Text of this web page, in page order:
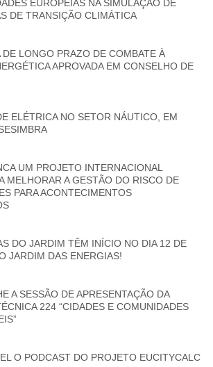
EUROPEIAS NA SIMULAÇÃO DE
DE TRANSIÇÃO CLIMÁTICA
DE LONGO PRAZO DE COMBATE À
APROVADA EM CONSELHO DE
ELÉTRICA NO SETOR NÁUTICO, EM
UM PROJETO INTERNACIONAL
MELHORAR A GESTÃO DO RISCO DE
PARA ACONTECIMENTOS
DO JARDIM TÊM INÍCIO NO DIA 12 DE
JARDIM DAS ENERGIAS!
A SESSÃO DE APRESENTAÇÃO DA
224 “CIDADES E COMUNIDADES
O PODCAST DO PROJETO EUCITYCALC